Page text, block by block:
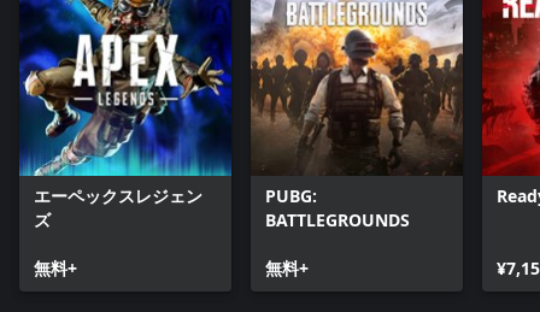
エーペックスレジェン
ズ
無料+
PUBG:
BATTLEGROUNDS
無料+